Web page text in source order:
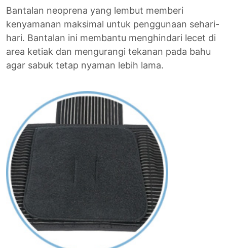
Bantalan neoprena yang lembut memberi
kenyamanan maksimal untuk penggunaan sehari-
hari. Bantalan ini membantu menghindari lecet di
area ketiak dan mengurangi tekanan pada bahu
agar sabuk tetap nyaman lebih lama.